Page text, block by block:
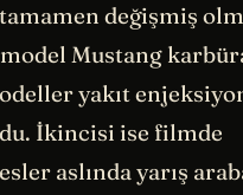
değişmiş
Mustang
yakıt
İkincisi ise filmde
aslında yarış